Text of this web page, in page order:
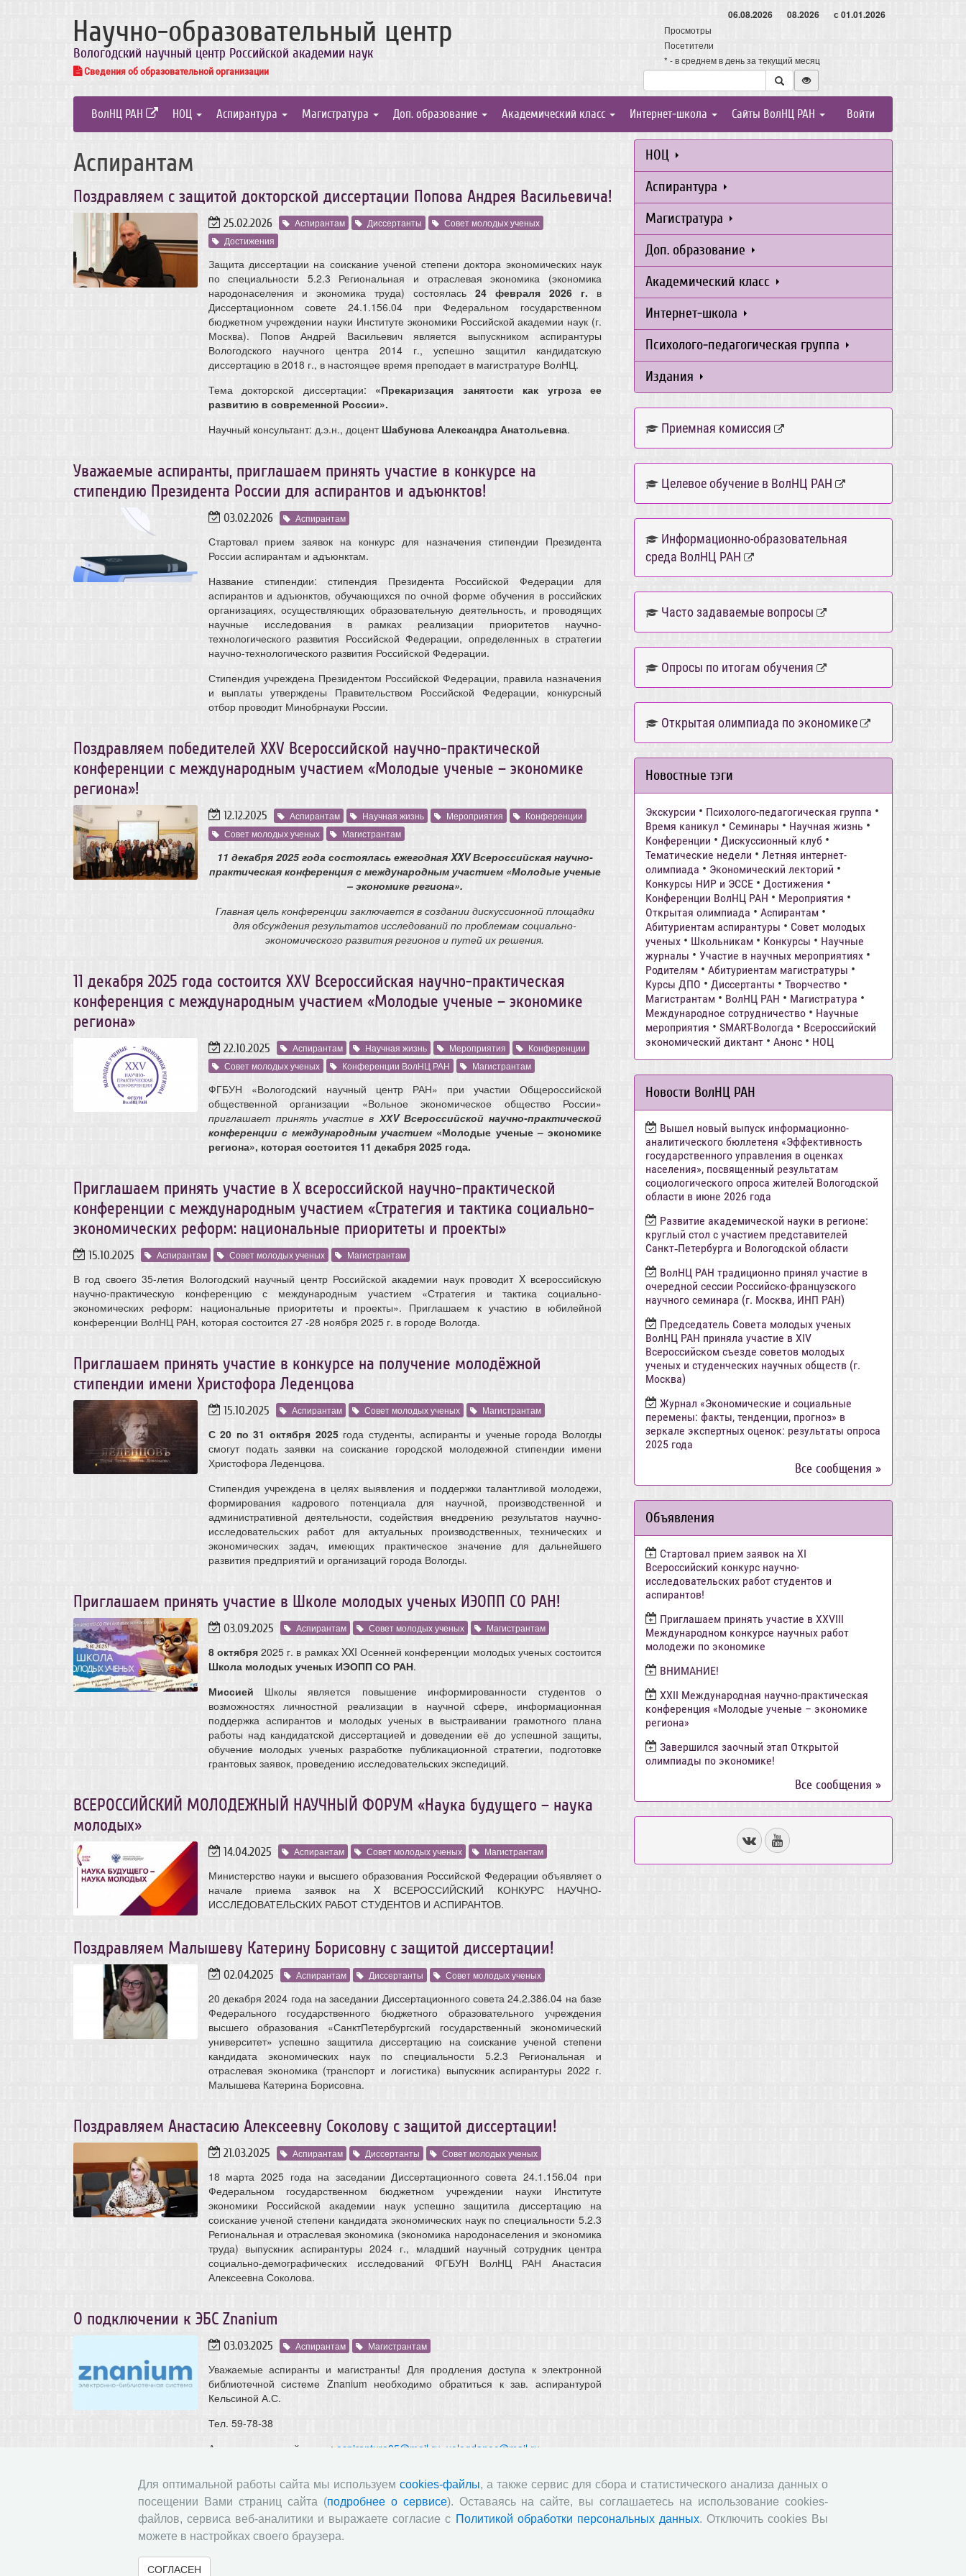
Научно-образовательный центр
Вологодский научный центр Российской академии наук
Сведения об образовательной организации
06.08.2026 08.2026 с 01.01.2026
Просмотры
Посетители
* - в среднем в день за текущий месяц
ВолНЦ РАН НОЦ Аспирантура Магистратура Доп. образование Академический класс Интернет-школа Сайты ВолНЦ РАН Войти
Аспирантам
Поздравляем с защитой докторской диссертации Попова Андрея Васильевича!
25.02.2026 Аспирантам Диссертанты
Совет молодых ученых
Достижения
Защита диссертации на соискание ученой степени доктора экономических наук
по специальности 5.2.3 Региональная и отраслевая экономика (экономика
народонаселения и экономика труда) состоялась24 февраля 2026 г. в
Диссертационном совете 24.1.156.04 при Федеральном государственном
бюджетном учреждении науки Институте экономики Российской академии наук (г.
Москва). Попов Андрей Васильевич является выпускником аспирантуры
Вологодского научного центра 2014 г., успешно защитил кандидатскую
диссертацию в 2018 г., в настоящее время преподает в магистратуре ВолНЦ.
Тема докторской диссертации: «Прекаризация занятости как угроза ее
развитию в современной России».
Научный консультант: д.э.н., доцент Шабунова Александра Анатольевна.
Уважаемые аспиранты, приглашаем принять участие в конкурсе на
стипендию Президента России для аспирантов и адъюнктов!
03.02.2026 Аспирантам
Стартовал прием заявок на конкурс для назначения стипендии Президента
России аспирантам и адъюнктам.
Название стипендии: стипендия Президента Российской Федерации для
аспирантов и адъюнктов, обучающихся по очной форме обучения в российских
организациях, осуществляющих образовательную деятельность, и проводящих
научные исследования в рамках реализации приоритетов научно-
технологического развития Российской Федерации, определенных в стратегии
научно-технологического развития Российской Федерации.
Стипендия учреждена Президентом Российской Федерации, правила назначения
и выплаты утверждены Правительством Российской Федерации, конкурсный
отбор проводит Минобрнауки России.
Поздравляем победителей XXV Всероссийской научно-практической
конференции с международным участием «Молодые ученые – экономике
региона»!
12.12.2025 Аспирантам Научная жизнь Мероприятия
Конференции
Совет молодых ученых
Магистрантам
11 декабря 2025 года состоялась ежегодная XXV Всероссийская научно-
практическая конференция с международным участием «Молодые ученые
– экономике региона».
Главная цель конференции заключается в создании дискуссионной площадки
для обсуждения результатов исследований по проблемам социально-
экономического развития регионов и путей их решения.
11 декабря 2025 года состоится ХХV Всероссийская научно-практическая
конференция с международным участием «Молодые ученые – экономике
региона»
22.10.2025 Аспирантам Научная жизнь Мероприятия
Конференции
Совет молодых ученых
Конференции ВолНЦ РАН Магистрантам
ФГБУН «Вологодский научный центр РАН» при участии Общероссийской
общественной организации «Вольное экономическое общество России»
приглашает принять участие в ХХV Всероссийской научно-практической
конференции с международным участием «Молодые ученые – экономике
региона», которая состоится 11 декабря 2025 года.
Приглашаем принять участие в X всероссийской научно-практической
конференции с международным участием «Стратегия и тактика социально-
экономических реформ: национальные приоритеты и проекты»
15.10.2025 Аспирантам Совет молодых ученых Магистрантам
В год своего 35-летия Вологодский научный центр Российской академии наук проводит X всероссийскую
научно-практическую конференцию с международным участием «Стратегия и тактика социально-
экономических реформ: национальные приоритеты и проекты». Приглашаем к участию в юбилейной
конференции ВолНЦ РАН, которая состоится 27 -28 ноября 2025 г. в городе Вологда.
Приглашаем принять участие в конкурсе на получение молодёжной
стипендии имени Христофора Леденцова
15.10.2025 Аспирантам Совет молодых ученых Магистрантам
С 20 по 31 октября 2025года студенты, аспиранты и ученые города Вологды
смогут подать заявки на соискание городской молодежной стипендии имени
Христофора Леденцова.
Стипендия учреждена в целях выявления и поддержки талантливой молодежи,
формирования кадрового потенциала для научной, производственной и
административной деятельности, содействия внедрению результатов научно-
исследовательских работ для актуальных производственных, технических и
экономических задач, имеющих практическое значение для дальнейшего
развития предприятий и организаций города Вологды.
Приглашаем принять участие в Школе молодых ученых ИЭОПП СО РАН!
03.09.2025 Аспирантам Совет молодых ученых Магистрантам
8 октября2025 г. в рамках XXI Осенней конференции молодых ученых состоится
Школа молодых ученых ИЭОПП СО РАН.
Миссией Школы является повышение информированности студентов о
возможностях личностной реализации в научной сфере, информационная
поддержка аспирантов и молодых ученых в выстраивании грамотного плана
работы над кандидатской диссертацией и доведении её до успешной защиты,
обучение молодых ученых разработке публикационной стратегии, подготовке
грантовых заявок, проведению исследовательских экспедиций.
ВСЕРОССИЙСКИЙ МОЛОДЕЖНЫЙ НАУЧНЫЙ ФОРУМ «Наука будущего – наука
молодых»
14.04.2025 Аспирантам Совет молодых ученых Магистрантам
Министерство науки и высшего образования Российской Федерации объявляет о
начале приема заявок на X ВСЕРОССИЙСКИЙ КОНКУРС НАУЧНО-
ИССЛЕДОВАТЕЛЬСКИХ РАБОТ СТУДЕНТОВ И АСПИРАНТОВ.
Поздравляем Малышеву Катерину Борисовну с защитой диссертации!
02.04.2025 Аспирантам Диссертанты Совет молодых ученых
20 декабря 2024 года на заседании Диссертационного совета 24.2.386.04 на базе
Федерального государственного бюджетного образовательного учреждения
высшего образования «СанктПетербургский государственный экономический
университет» успешно защитила диссертацию на соискание ученой степени
кандидата экономических наук по специальности 5.2.3 Региональная и
отраслевая экономика (транспорт и логистика) выпускник аспирантуры 2022 г.
Малышева Катерина Борисовна.
Поздравляем Анастасию Алексеевну Соколову с защитой диссертации!
21.03.2025 Аспирантам Диссертанты Совет молодых ученых
18 марта 2025 года на заседании Диссертационного совета 24.1.156.04 при
Федеральном государственном бюджетном учреждении науки Институте
экономики Российской академии наук успешно защитила диссертацию на
соискание ученой степени кандидата экономических наук по специальности 5.2.3
Региональная и отраслевая экономика (экономика народонаселения и экономика
труда) выпускник аспирантуры 2024 г., младший научный сотрудник центра
социально-демографических исследований ФГБУН ВолНЦ РАН Анастасия
Алексеевна Соколова.
О подключении к ЭБС Znanium
03.03.2025 Аспирантам Магистрантам
Уважаемые аспиранты и магистранты! Для продления доступа к электронной
библиотечной системе Znanium необходимо обратиться к зав. аспирантурой
Кельсиной А.С.
Тел. 59-78-38
Адрес электронной почты: aspirantura35@mail.ru vologdanoc@mail.ru
О проведении анкетирования обучающихся
Аспирантам Магистрантам
Уважаемые аспиранты и магистранты!
В соответствии с Планом проведения процедуры независимой оценки качества (НОК) в 2025 году,
НОЦ
Аспирантура
Магистратура
Доп. образование
Академический класс
Интернет-школа
Психолого-педагогическая группа
Издания
Приемная комиссия
Целевое обучение в ВолНЦ РАН
Информационно-образовательная
среда ВолНЦ РАН
Часто задаваемые вопросы
Опросы по итогам обучения
Открытая олимпиада по экономике
Новостные тэги
Экскурсии • Психолого-педагогическая группа •
Время каникул • Семинары • Научная жизнь •
Конференции • Дискуссионный клуб •
Тематические недели • Летняя интернет-
олимпиада • Экономический лекторий •
Конкурсы НИР и ЭССЕ • Достижения •
Конференции ВолНЦ РАН • Мероприятия •
Открытая олимпиада • Аспирантам •
Абитуриентам аспирантуры • Совет молодых
ученых • Школьникам • Конкурсы • Научные
журналы • Участие в научных мероприятиях •
Родителям • Абитуриентам магистратуры •
Курсы ДПО • Диссертанты • Творчество •
Магистрантам • ВолНЦ РАН • Магистратура •
Международное сотрудничество • Научные
мероприятия • SMART-Вологда • Всероссийский
экономический диктант • Анонс • НОЦ
Новости ВолНЦ РАН
Вышел новый выпуск информационно-
аналитического бюллетеня «Эффективность
государственного управления в оценках
населения», посвященный результатам
социологического опроса жителей Вологодской
области в июне 2026 года
Развитие академической науки в регионе:
круглый стол с участием представителей
Санкт‑Петербурга и Вологодской области
ВолНЦ РАН традиционно принял участие в
очередной сессии Российско-французского
научного семинара (г. Москва, ИНП РАН)
Председатель Совета молодых ученых
ВолНЦ РАН приняла участие в XIV
Всероссийском съезде советов молодых
ученых и студенческих научных обществ (г.
Москва)
Журнал «Экономические и социальные
перемены: факты, тенденции, прогноз» в
зеркале экспертных оценок: результаты опроса
2025 года
Все сообщения »
Объявления
Стартовал прием заявок на XI
Всероссийский конкурс научно-
исследовательских работ студентов и
аспирантов!
Приглашаем принять участие в XXVIII
Международном конкурсе научных работ
молодежи по экономике
ВНИМАНИЕ!
ХХII Международная научно-практическая
конференция «Молодые ученые – экономике
региона»
Завершился заочный этап Открытой
олимпиады по экономике!
Все сообщения »
Для оптимальной работы сайта мы используем cookies-файлы, а также сервис для сбора и статистического анализа данных о
посещении Вами страниц сайта (подробнее о сервисе). Оставаясь на сайте, вы соглашаетесь на использование cookies-
файлов, сервиса веб-аналитики и выражаете согласие с Политикой обработки персональных данных. Отключить cookies Вы
можете в настройках своего браузера.
СОГЛАСЕН